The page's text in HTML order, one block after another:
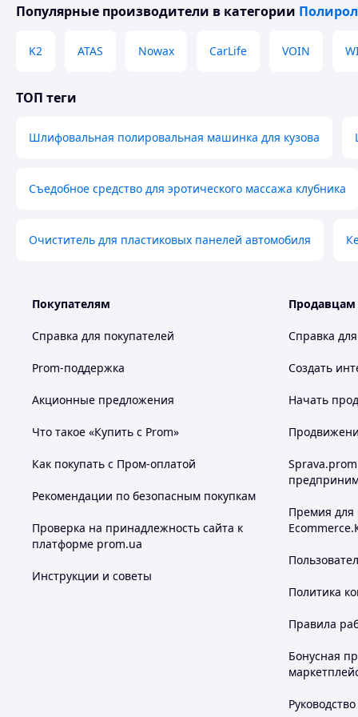
Популярные производители в категории
K2 ATAS Nowax CarLife VOIN
ТОП теги
Шлифовальная полировальная машинка для кузова
Съедобное средство для эротического массажа клубника
Очиститель для пластиковых панелей автомобиля
Покупателям
Справка для покупателей
Prom-поддержка
Акционные предложения
Что такое «Купить с Prom»
Как покупать с Пром-оплатой
Рекомендации по безопасным покупкам
Проверка на принадлежность сайта к
платформе prom.ua
Инструкции и советы
Продавцам
Справка
Создать
Начать
Премия для
Политика
Правила
Бонусная